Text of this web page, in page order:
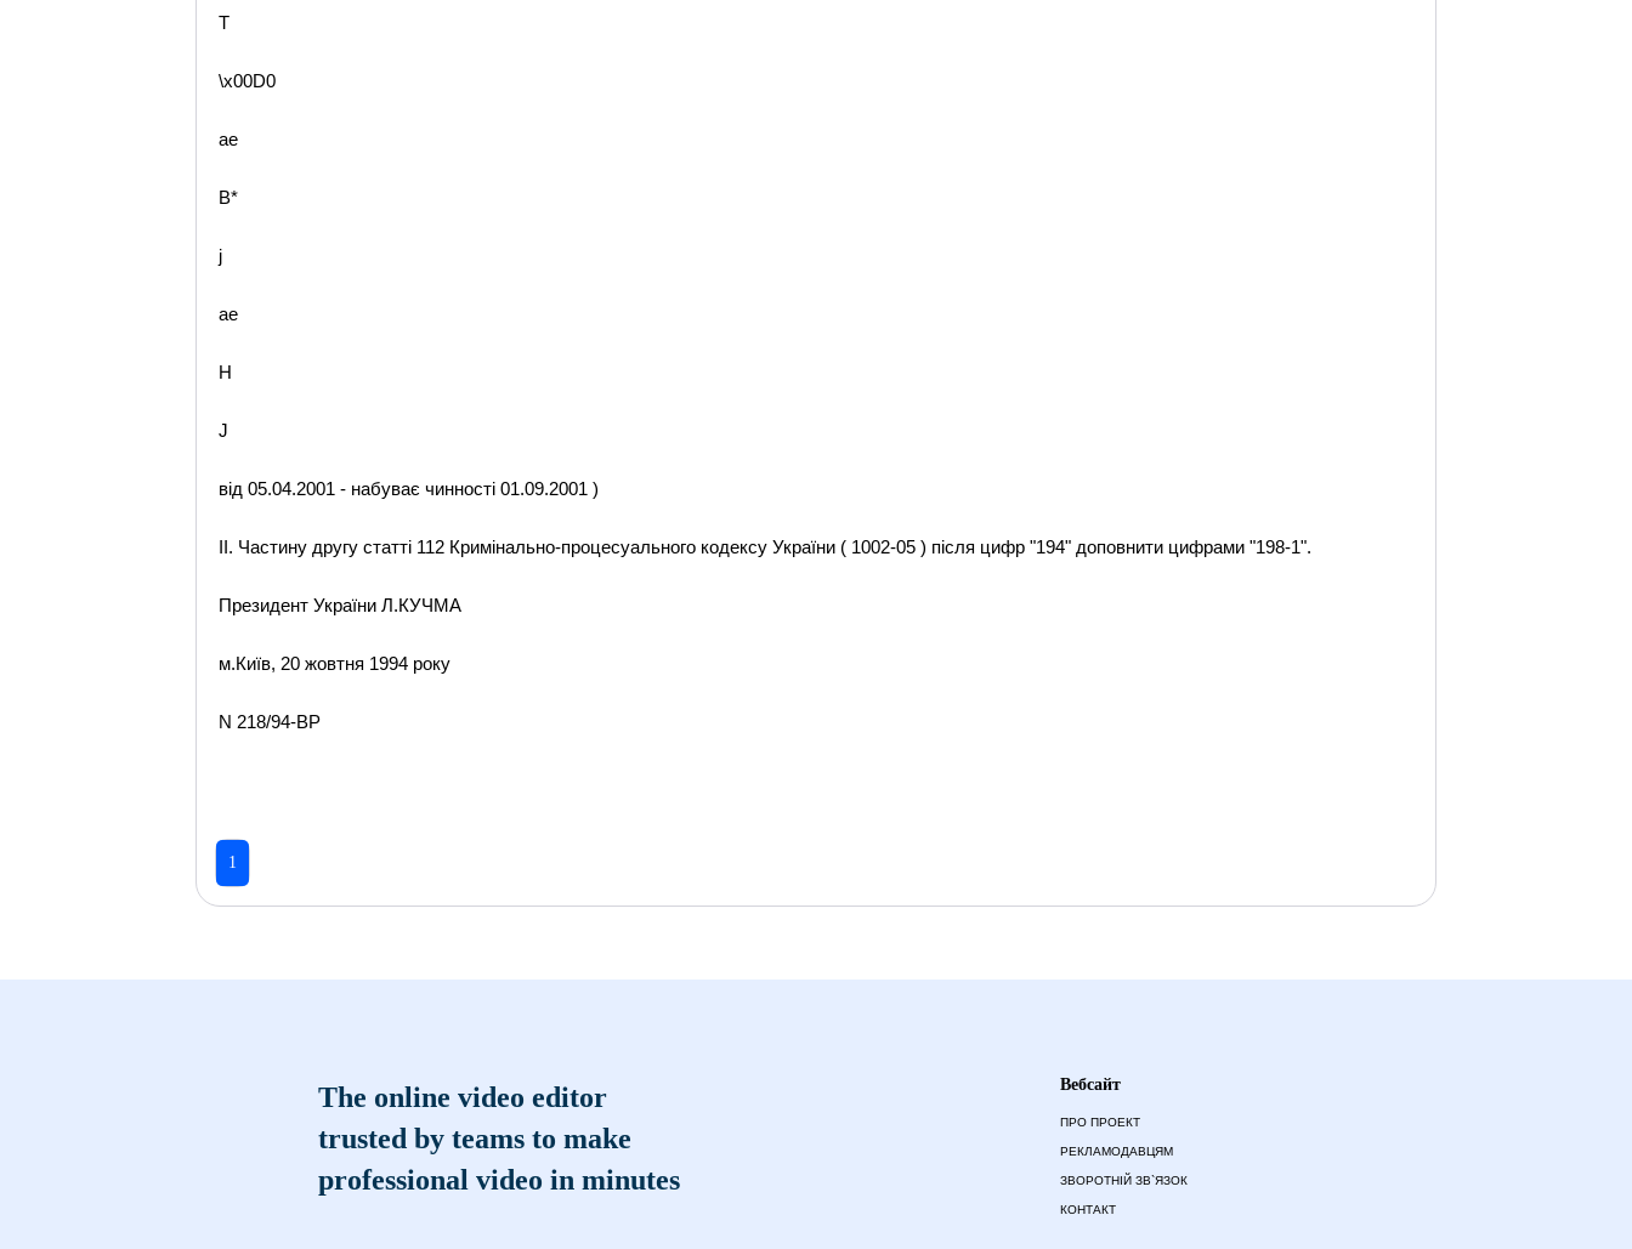
T
\x00D0
ae
B*
j
ae
H
J
від 05.04.2001 - набуває чинності 01.09.2001 )
II. Частину другу статті 112 Кримінально-процесуального кодексу України ( 1002-05 ) після цифр "194" доповнити цифрами "198-1".
Президент України Л.КУЧМА
м.Київ, 20 жовтня 1994 року
N 218/94-ВР
1
The online video editor
trusted by teams to make
professional video in minutes
Вебсайт
ПРО ПРОЕКТ
РЕКЛАМОДАВЦЯМ
ЗВОРОТНІЙ ЗВ`ЯЗОК
КОНТАКТ